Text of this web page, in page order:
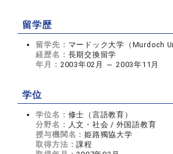
留学歴
留学先： マードック大学（Murdoch
経歴名： 長期交換留学
年月： 2003年02月 ～ 2003年11月
学位
学位名： 修士（言語教育）
分野名： 人文・社会 / 外国語教育
授与機関名：姫路獨協大学
取得方法：課程